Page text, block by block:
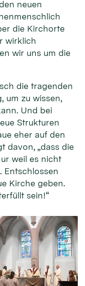
neuen
die Kirchorte
wirklich
wir uns um die
die tragenden
um zu wissen,
Und bei
Strukturen
eher auf den
davon, „dass die
weil es nicht
Entschlossen
Kirche geben.
sein!“